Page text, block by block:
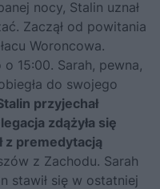
nocy, Stalin uznał
Zaczął od powitania
Woroncowa.
15:00. Sarah, pewna,
do swojego
przyjechał
zdążyła się
z premedytacją
z Zachodu. Sarah
stawił się w ostatniej